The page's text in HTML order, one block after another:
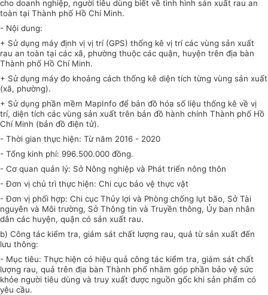
cho doanh nghiệp, người tiêu dùng biết về tình hình sản xuất rau an
toàn tại Thành phố Hồ Chí Minh.
- Nội dung:
+ Sử dụng máy định vị vị trí (GPS) thống kê vị trí các vùng sản xuất
rau an toàn tại các xã, phường thuộc các quận, huyện trên địa bàn
Thành phố Hồ Chí Minh.
+ Sử dụng máy đo khoảng cách thống kê diện tích từng vùng sản xuất
(xã, phường).
+ Sử dụng phần mềm MapInfo để bản đồ hóa số liệu thống kê về vị
trí, diện tích các vùng sản xuất trên bản đồ hành chính Thành phố Hồ
Chí Minh (bản đồ điện tử).
- Thời gian thực hiện: Từ năm 2016 - 2020
- Tổng kinh phí: 996.500.000 đồng.
- Cơ quan quản lý: Sở Nông nghiệp và Phát triển nông thôn
- Đơn vị chủ trì thực hiện: Chi cục bảo vệ thực vật
- Đơn vị phối hợp: Chi cục Thủy lợi và Phòng chống lụt bão, Sở Tài
nguyên và Môi trường, Sở Thông tin và Truyền thông, Ủy ban nhân
dân các huyện, quận có sản xuất rau.
b) Công tác kiểm tra, giám sát chất lượng rau, quả từ sản xuất đến
lưu thông:
- Mục tiêu: Thực hiện có hiệu quả công tác kiểm tra, giám sát chất
lượng rau, quả trên địa bàn Thành phố nhằm góp phần bảo vệ sức
khỏe người tiêu dùng và truy xuất được nguồn gốc khi sản phẩm có
yêu cầu.